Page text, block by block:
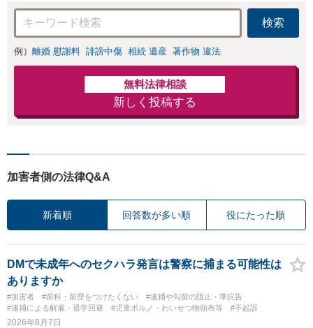
検索
例） 離婚 慰謝料 誹謗中傷 相続 遺産 著作物 違法
無料法律相談
新しく投稿する
加害者側の法律Q&A
新着順 回答数が多い順 役にたった順
DMで未成年へのセクハラ発言は警察に捕まる可能性は
ありますか
#加害者 #前科・前歴をつけたくない
#逮捕や勾留の阻止・準抗告
#逮捕による解雇・退学回避
#児童ポルノ・わいせつ物頒布等 #不起訴
2026年8月7日